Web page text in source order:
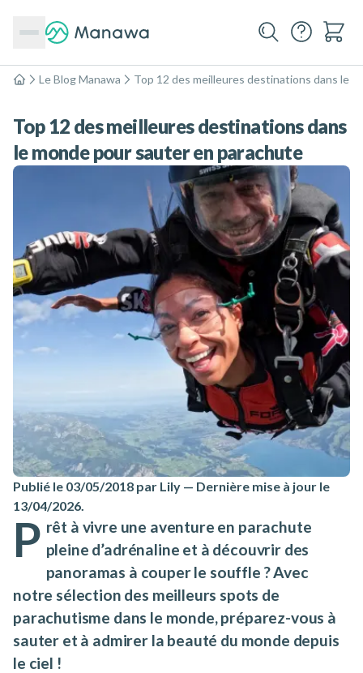
Accueil
Le Blog Manawa Top 12 des meilleures destinations dans le
Top 12 des meilleures destinations dans
le monde pour sauter en parachute
Publié le 03/05/2018 par Lily — Dernière mise à jour le
13/04/2026.
P rêt à vivre une aventure en parachute
pleine d’adrénaline et à découvrir des
panoramas à couper le souffle ? Avec
notre sélection des meilleurs spots de
parachutisme dans le monde, préparez-vous à
sauter et à admirer la beauté du monde depuis
le ciel !